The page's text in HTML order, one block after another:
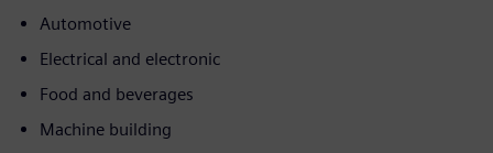
Automotive
Electrical and electronic
Food and beverages
Machine building